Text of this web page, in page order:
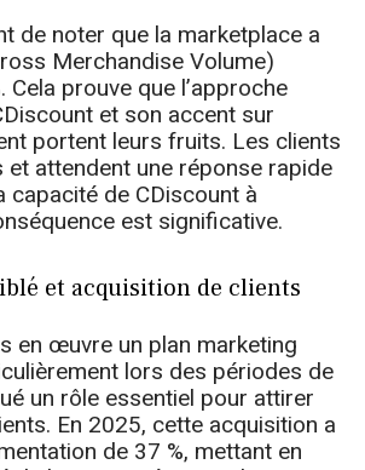
de noter que la marketplace a
Merchandise Volume)
Cela prouve que l’approche
et son accent sur
portent leurs fruits. Les clients
attendent une réponse rapide
capacité de CDiscount à
est significative.
et acquisition de clients
en œuvre un plan marketing
lors des périodes de
un rôle essentiel pour attirer
En 2025, cette acquisition a
de 37 %, mettant en